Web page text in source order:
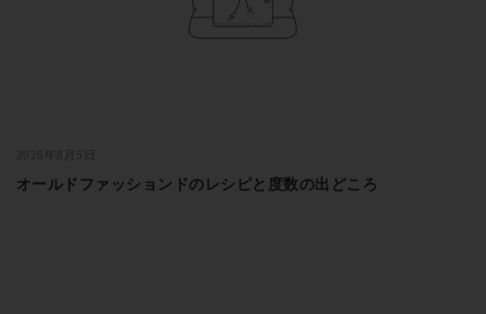
オールドファッションドのレシピと度数の出どころ